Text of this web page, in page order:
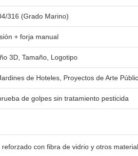
316 (Grado Marino)
+ forja manual
3D, Tamaño, Logotipo
de Hoteles, Proyectos de Arte
de golpes sin tratamiento pesticida
con fibra de vidrio y otros